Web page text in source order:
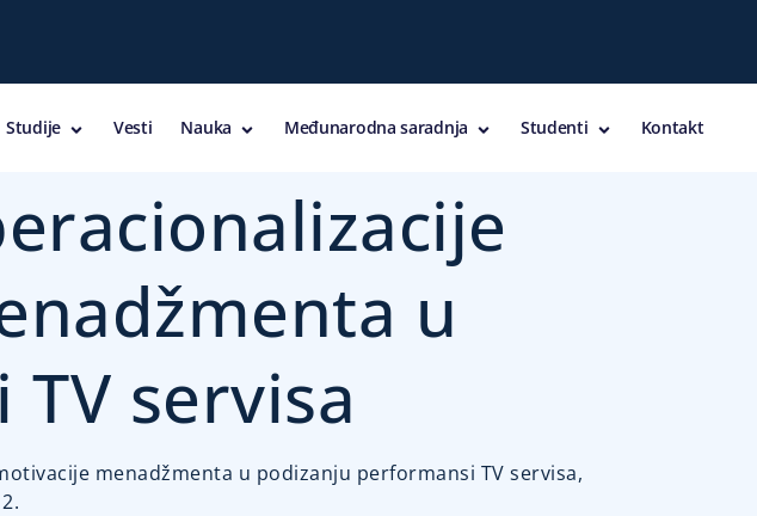
Studije Vesti Nauka Međunarodna saradnja Studenti Kontakt
u
servisa
menadžmenta u podizanju performansi TV servisa,